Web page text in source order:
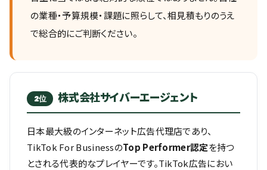
の業種・予算規模・課題に照らして、相見積もりのうえ
で総合的にご判断ください。
2位 株式会社サイバーエージェント
日本最大級のインターネット広告代理店であり、
TikTok For BusinessのTop Performer認定を持つ
とされる代表的なプレイヤーです。TikTok広告におい